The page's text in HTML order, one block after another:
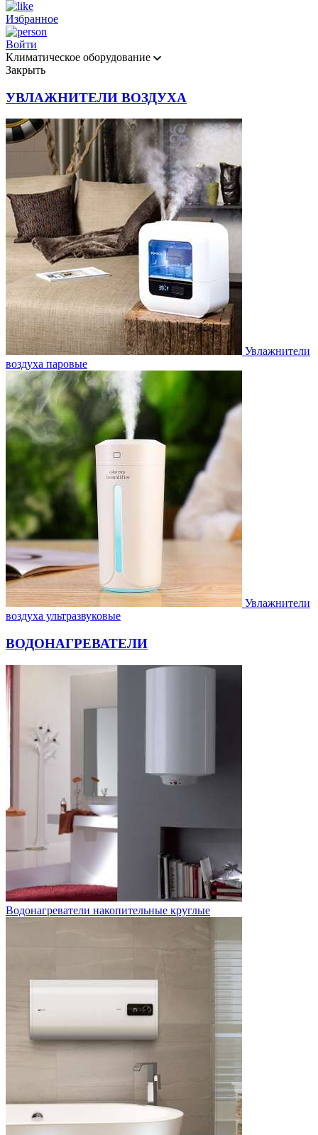
Избранное
Войти
Климатическое оборудование
Закрыть
УВЛАЖНИТЕЛИ ВОЗДУХА
Увлажнители
воздуха паровые
Увлажнители
воздуха ультразвуковые
ВОДОНАГРЕВАТЕЛИ
Водонагреватели накопительные круглые